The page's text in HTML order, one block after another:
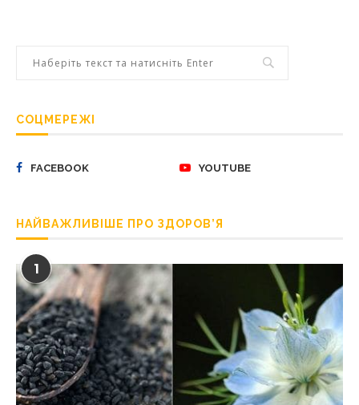
СОЦМЕРЕЖІ
FACEBOOK YOUTUBE
НАЙВАЖЛИВІШЕ ПРО ЗДОРОВ’Я
1